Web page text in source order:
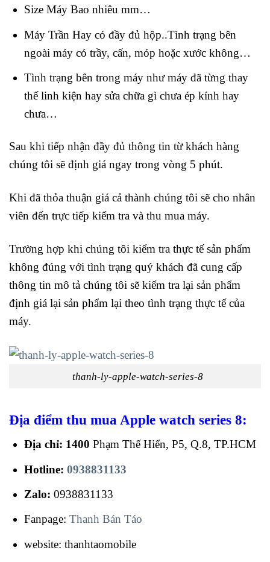
Size Máy Bao nhiêu mm…
Máy Trần Hay có đầy đủ hộp..Tình trạng bên
ngoài máy có trầy, cấn, móp hoặc xước không…
Tình trạng bên trong máy như máy đã từng thay
thế linh kiện hay sửa chữa gì chưa ép kính hay
chưa…
Sau khi tiếp nhận đầy đủ thông tin từ khách hàng
chúng tôi sẽ định giá ngay trong vòng 5 phút.
Khi đã thỏa thuận giá cả thành chúng tôi sẽ cho nhân
viên đến trực tiếp kiểm tra và thu mua máy.
Trường hợp khi chúng tôi kiểm tra thực tế sản phẩm
không đúng với tình trạng quý khách đã cung cấp
thông tin mô tả chúng tôi sẽ kiểm tra lại sản phẩm
định giá lại sản phẩm lại theo tình trạng thực tế của
máy.
thanh-ly-apple-watch-series-8
Địa điểm thu mua Apple watch series 8:
Địa chỉ: 1400 Phạm Thế Hiển, P5, Q.8, TP.HCM
Hotline: 0938831133
Zalo: 0938831133
Fanpage: Thanh Bán Táo
website: thanhtaomobile